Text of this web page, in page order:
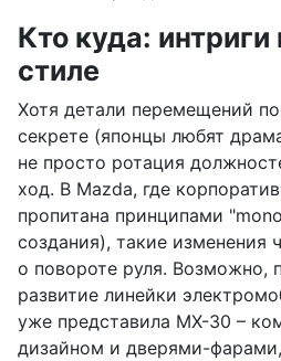
Кто куда:
стиле
Хотя детали перемещений
секрете (японцы любят
не просто ротация
ход. В Mazda, где
пропитана принципами
создания), такие изменения
о повороте руля. Возможно,
развитие линейки
уже представила MX-30 –
дизайном и дверями-